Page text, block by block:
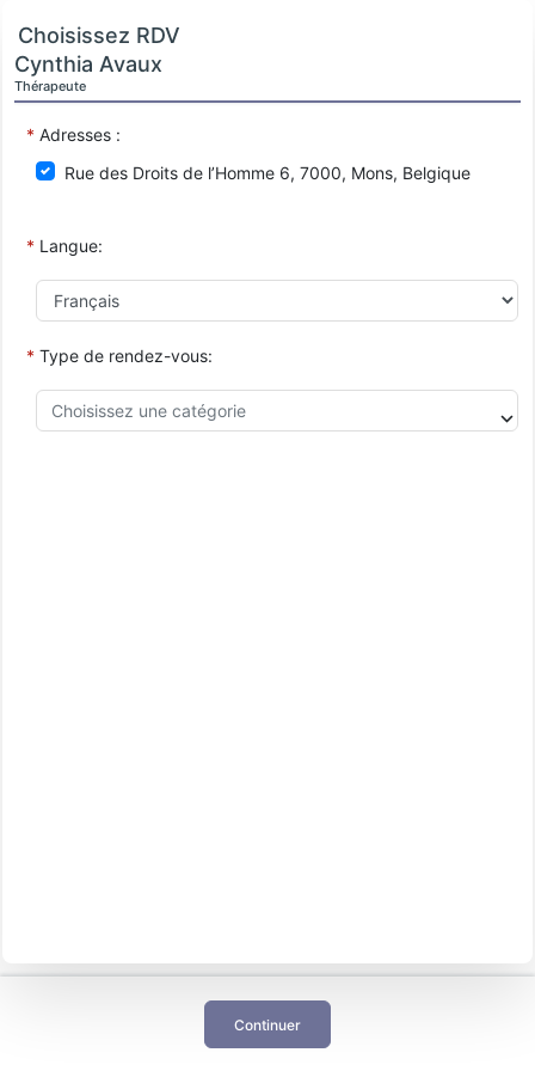
Choisissez RDV
Cynthia Avaux
Thérapeute
* Adresses :
Rue des Droits de l’Homme 6, 7000, Mons, Belgique
* Langue:
* Type de rendez-vous:
Continuer